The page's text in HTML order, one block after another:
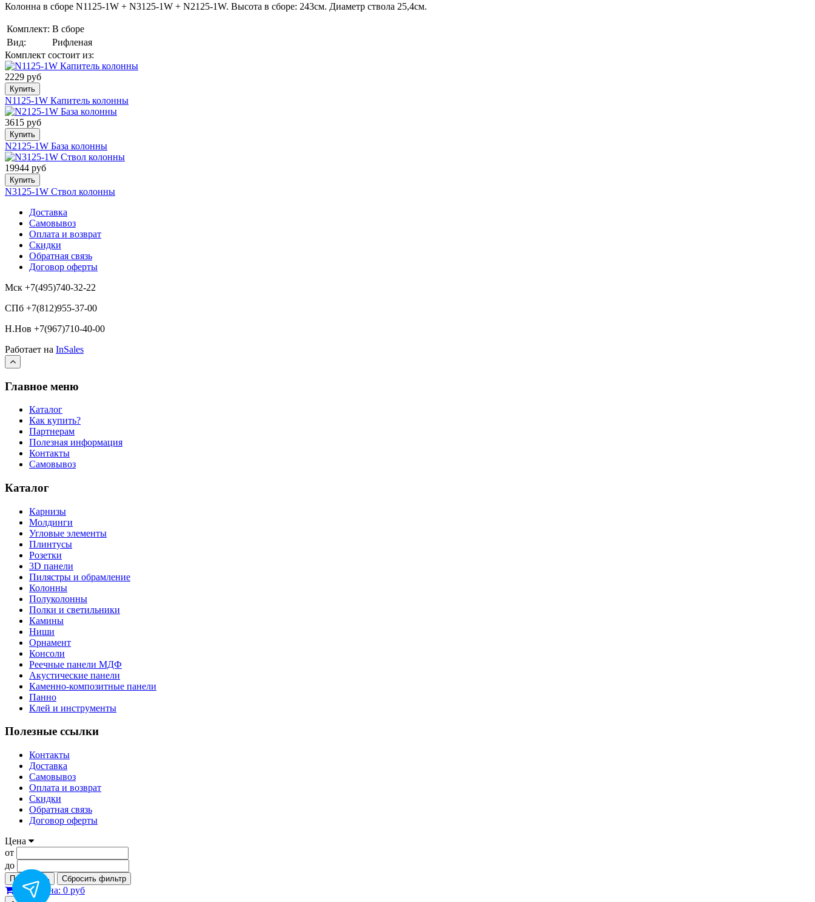
Колонна в сборе N1125-1W + N3125-1W + N2125-1W. Высота в сборе: 243см. Диаметр ствола 25,4см.
Комплект: В сборе
Вид:
Рифленая
Комплект состоит из:
2229 руб
Купить
N1125-1W Капитель колонны
3615 руб
Купить
N2125-1W База колонны
19944 руб
Купить
N3125-1W Ствол колонны
Доставка
Самовывоз
Оплата и возврат
Скидки
Обратная связь
Договор оферты
Мск +7(495)740-32-22
СПб +7(812)955-37-00
Н.Нов +7(967)710-40-00
Работает на InSales
Главное меню
Каталог
Как купить?
Партнерам
Полезная информация
Контакты
Самовывоз
Каталог
Карнизы
Молдинги
Угловые элементы
Плинтусы
Розетки
3D панели
Пилястры и обрамление
Колонны
Полуколонны
Полки и светильники
Камины
Ниши
Орнамент
Консоли
Реечные панели МДФ
Акустические панели
Каменно-композитные панели
Панно
Клей и инструменты
Полезные ссылки
Контакты
Доставка
Самовывоз
Оплата и возврат
Скидки
Обратная связь
Договор оферты
Цена
от
до
Применить Сбросить фильтр
0Корзина: 0 руб